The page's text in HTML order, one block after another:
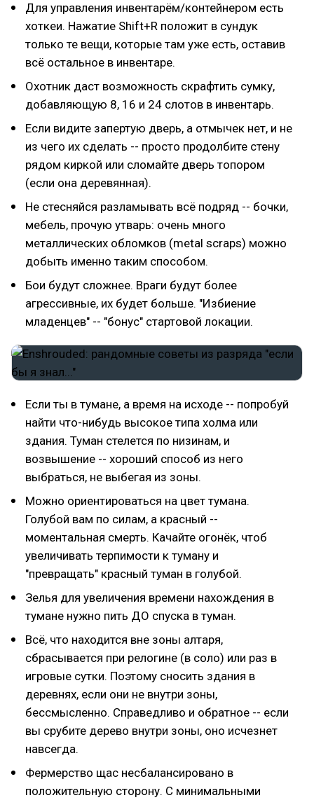
Для управления инвентарём/контейнером есть
хоткеи. Нажатие Shift+R положит в сундук
только те вещи, которые там уже есть, оставив
всё остальное в инвентаре.
Охотник даст возможность скрафтить сумку,
добавляющую 8, 16 и 24 слотов в инвентарь.
Если видите запертую дверь, а отмычек нет, и не
из чего их сделать -- просто продолбите стену
рядом киркой или сломайте дверь топором
(если она деревянная).
Не стесняйся разламывать всё подряд -- бочки,
мебель, прочую утварь: очень много
металлических обломков (metal scraps) можно
добыть именно таким способом.
Бои будут сложнее. Враги будут более
агрессивные, их будет больше. "Избиение
младенцев" -- "бонус" стартовой локации.
Если ты в тумане, а время на исходе -- попробуй
найти что-нибудь высокое типа холма или
здания. Туман стелется по низинам, и
возвышение -- хороший способ из него
выбраться, не выбегая из зоны.
Можно ориентироваться на цвет тумана.
Голубой вам по силам, а красный --
моментальная смерть. Качайте огонёк, чтоб
увеличивать терпимости к туману и
"превращать" красный туман в голубой.
Зелья для увеличения времени нахождения в
тумане нужно пить ДО спуска в туман.
Всё, что находится вне зоны алтаря,
сбрасывается при релогине (в соло) или раз в
игровые сутки. Поэтому сносить здания в
деревнях, если они не внутри зоны,
бессмысленно. Справедливо и обратное -- если
вы срубите дерево внутри зоны, оно исчезнет
навсегда.
Фермерство щас несбалансировано в
положительную сторону. С минимальными